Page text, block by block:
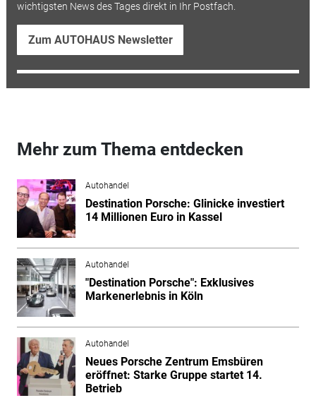
wichtigsten News des Tages direkt in Ihr Postfach.
Zum AUTOHAUS Newsletter
Mehr zum Thema entdecken
Autohandel
Destination Porsche: Glinicke investiert
14 Millionen Euro in Kassel
Autohandel
"Destination Porsche": Exklusives
Markenerlebnis in Köln
Autohandel
Neues Porsche Zentrum Emsbüren
eröffnet: Starke Gruppe startet 14.
Betrieb